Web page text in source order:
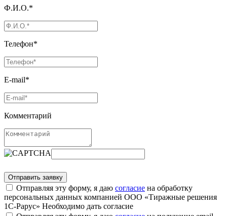
Ф.И.О.*
Телефон*
E-mail*
Комментарий
Отправляя эту форму, я даю согласие на обработку
персональных данных компанией ООО «Тиражные решения
1С-Рарус» Необходимо дать согласие